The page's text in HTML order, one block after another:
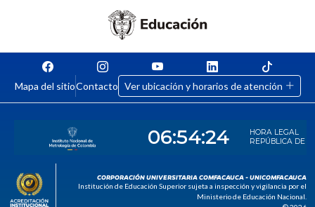
Mapa del sitioContacto Ver ubicación y horarios de atención
CORPORACIÓN UNIVERSITARIA COMFACAUCA - UNICOMFACAUCA
Institución de Educación Superior sujeta a inspección y vigilancia por el
Ministerio de Educación Nacional.